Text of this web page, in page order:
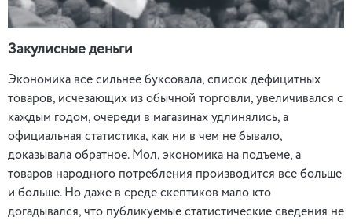
Закулисные деньги
Экономика все сильнее буксовала, список дефицитных
товаров, исчезающих из обычной торговли, увеличивался с
каждым годом, очереди в магазинах удлинялись, а
официальная статистика, как ни в чем не бывало,
доказывала обратное. Мол, экономика на подъеме, а
товаров народного потребления производится все больше
и больше. Но даже в среде скептиков мало кто
догадывался, что публикуемые статистические сведения не